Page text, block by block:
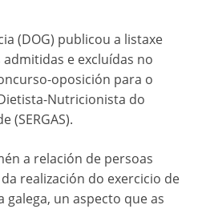
(DOG) publicou a listaxe
e excluídas no
oposición para o
Nutricionista do
(SERGAS).
a relación de persoas
realización do exercicio de
un aspecto que as